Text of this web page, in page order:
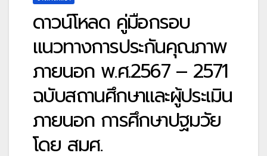
ดาวน์โหลด คู่มือกรอบ
แนวทางการประกันคุณภาพ
ภายนอก พ.ศ.2567 – 2571
ฉบับสถานศึกษาและผู้ประเมิน
ภายนอก การศึกษาปฐมวัย
โดย สมศ.